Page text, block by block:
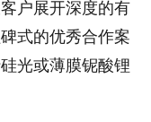
户展开深度的有
式的优秀合作案
光或薄膜铌酸锂